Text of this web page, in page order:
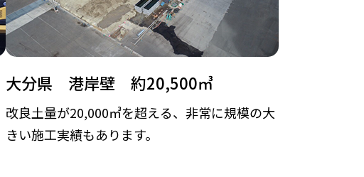
大分県 港岸壁 約20,500㎥
改良土量が20,000㎥を超える、非常に規模の大
きい施工実績もあります。